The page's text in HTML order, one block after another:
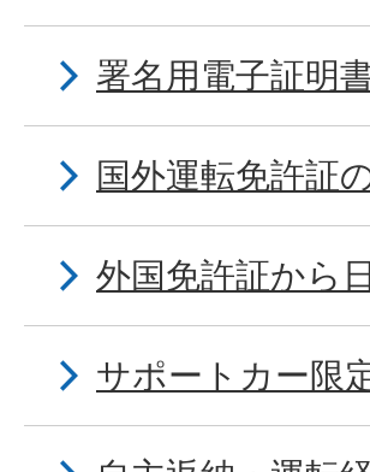
署名用電子証明
国外運転免許証
外国免許証から
サポートカー限